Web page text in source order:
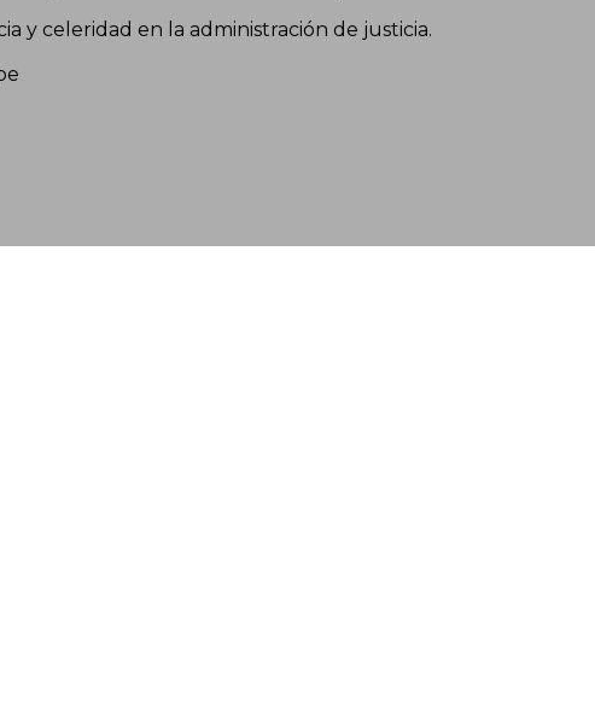
y celeridad en la administración de justicia.